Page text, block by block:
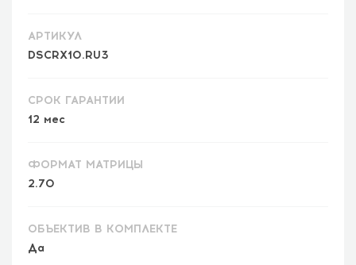
АРТИКУЛ
DSCRX10.RU3
СРОК ГАРАНТИИ
12 мес
ФОРМАТ МАТРИЦЫ
2.70
ОБЪЕКТИВ В КОМПЛЕКТЕ
Да